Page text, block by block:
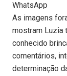
WhatsApp
As imagens
mostram Luzia
conhecido
comentários,
determinação